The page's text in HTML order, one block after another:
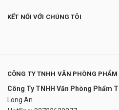
KẾT NỐI VỚI CHÚNG TÔI
CÔNG TY TNHH VĂN PHÒNG
Công Ty TNHH Văn Phòng Phẩm
Long An